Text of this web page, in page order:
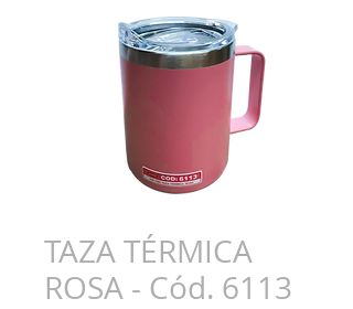
TAZA TÉRMICA
ROSA - Cód. 6113